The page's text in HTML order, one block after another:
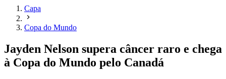
Capa
Copa do Mundo
Jayden Nelson supera câncer raro e chega
à Copa do Mundo pelo Canadá